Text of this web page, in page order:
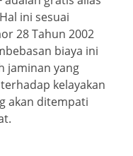
ini sesuai
28 Tahun 2002
biaya ini
jaminan yang
kelayakan
akan ditempati